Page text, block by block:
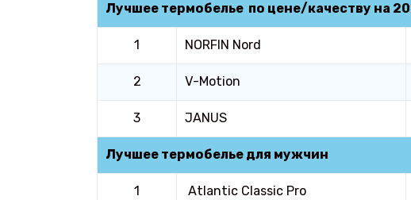
Лучшее термобелье по цене/качеству на
1 NORFIN Nord
2 V-Motion
3 JANUS
Лучшее термобелье для мужчин
1 Atlantic Classic Pro